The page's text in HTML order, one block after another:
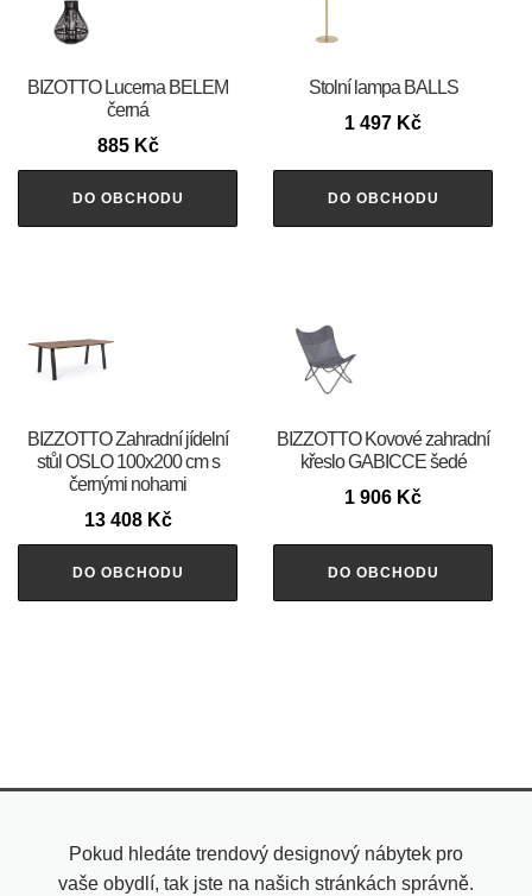
BIZOTTO Lucerna BELEM
černá
885 Kč
DO OBCHODU
Stolní lampa BALLS
1 497 Kč
DO OBCHODU
BIZZOTTO Zahradní jídelní
stůl OSLO 100x200 cm s
černými nohami
13 408 Kč
DO OBCHODU
BIZZOTTO Kovové zahradní
křeslo GABICCE šedé
1 906 Kč
DO OBCHODU
Pokud hledáte trendový designový nábytek pro
vaše obydlí, tak jste na našich stránkách správně.